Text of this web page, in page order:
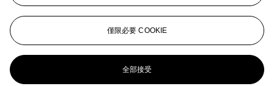
Back)
文森．梵谷
漁夫頭像 (四份之三側臉肖像)
Vincent Van Gogh (1853-1890)
僅限必要 COOKIE
全部接受